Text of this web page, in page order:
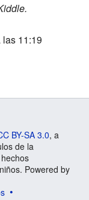
11:19
BY-SA 3.0, a
de la
Powered by